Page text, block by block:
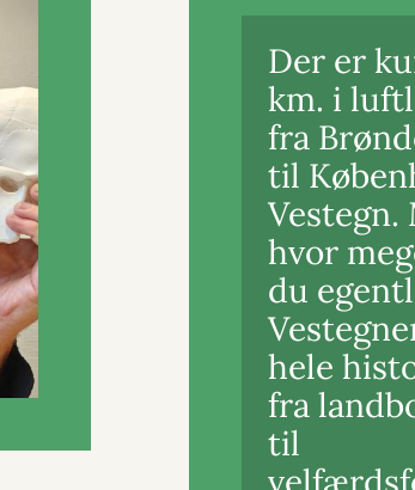
Der er
km. i
fra
til
Vestegn.
hvor
du
hele
fra
til